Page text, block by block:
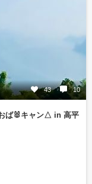
43 10
ば🐰キャン△ in 高平